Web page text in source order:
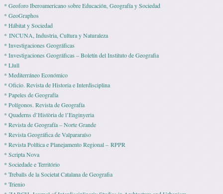
* Geoforo Iberoamericano sobre Educación, Geografía y Sociedad
* GeoGraphos
* Hábitat y Sociedad
* INCUNA, Industria, Cultura y Naturaleza
* Investigaciones Geográficas
* Investigaciones Geográficas – Boletín del Instituto de Geografia
* Llull
* Mediterráneo Económico
* Ofi­cio. Revista de His­to­ria e Interdisciplina
* Pape­les de Geografía
* Polígonos. Revista de Geografía
* Quaderns d’Història de l’Enginyeria
* Revista de Geografía – Norte Grande
* Revista Geográfica de Valpararaíso
* Revista Polí­tica e Pla­ne­ja­mento Regio­nal – RPPR
* Scripta Nova
* Sociedade e Território
* Treballs de la Societat Catalana de Geografia
* Trienio